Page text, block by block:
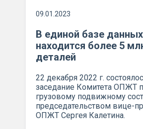
09.01.2023
В единой базе данных
находится более 5
деталей
22 декабря 2022 г.
заседание Комитета ОПЖТ
грузовому подвижному
председательством вице-
ОПЖТ Сергея Калетина.